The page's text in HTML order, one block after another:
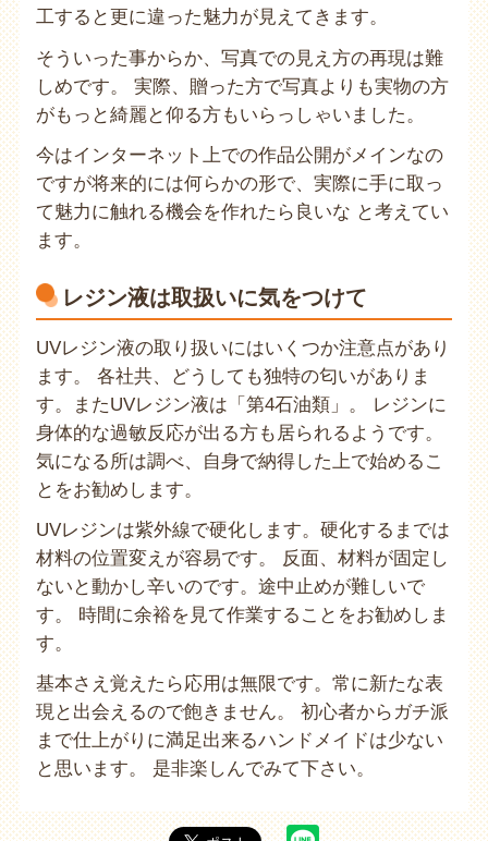
工すると更に違った魅力が見えてきます。
そういった事からか、写真での見え方の再現は難
しめです。 実際、贈った方で写真よりも実物の方
がもっと綺麗と仰る方もいらっしゃいました。
今はインターネット上での作品公開がメインなの
ですが将来的には何らかの形で、実際に手に取っ
て魅力に触れる機会を作れたら良いな と考えてい
ます。
レジン液は取扱いに気をつけて
UVレジン液の取り扱いにはいくつか注意点があり
ます。 各社共、どうしても独特の匂いがありま
す。またUVレジン液は「第4石油類」。 レジンに
身体的な過敏反応が出る方も居られるようです。
気になる所は調べ、自身で納得した上で始めるこ
とをお勧めします。
UVレジンは紫外線で硬化します。硬化するまでは
材料の位置変えが容易です。 反面、材料が固定し
ないと動かし辛いのです。途中止めが難しいで
す。 時間に余裕を見て作業することをお勧めしま
す。
基本さえ覚えたら応用は無限です。常に新たな表
現と出会えるので飽きません。 初心者からガチ派
まで仕上がりに満足出来るハンドメイドは少ない
と思います。 是非楽しんでみて下さい。